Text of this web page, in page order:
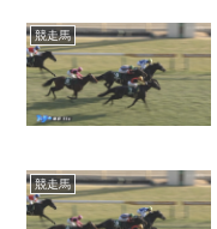
競走馬
競走馬